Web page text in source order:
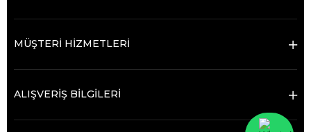
MÜŞTERİ HİZMETLERİ
ALIŞVERİŞ BİLGİLERİ